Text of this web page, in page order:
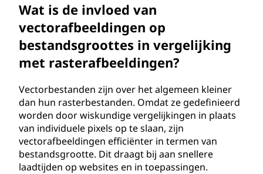
Wat is de invloed van
vectorafbeeldingen op
bestandsgroottes in vergelijking
met rasterafbeeldingen?
Vectorbestanden zijn over het algemeen kleiner
dan hun rasterbestanden. Omdat ze gedefinieerd
worden door wiskundige vergelijkingen in plaats
van individuele pixels op te slaan, zijn
vectorafbeeldingen efficiënter in termen van
bestandsgrootte. Dit draagt bij aan snellere
laadtijden op websites en in toepassingen.